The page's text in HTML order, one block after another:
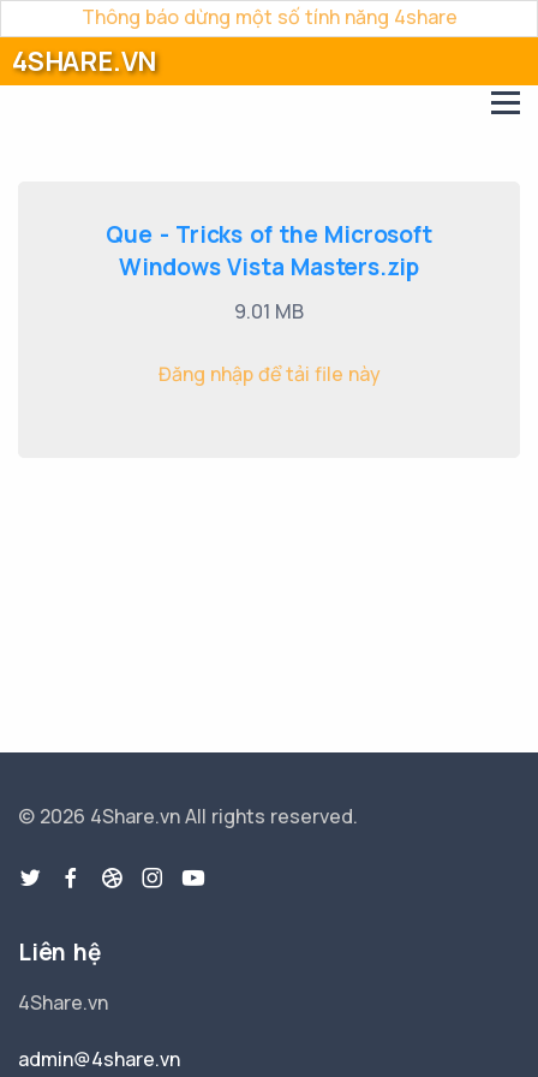
Thông báo dừng một số tính năng 4share
4SHARE.VN
Que - Tricks of the Microsoft
Windows Vista Masters.zip
9.01 MB
Đăng nhập để tải file này
© 2026 4Share.vnAll rights reserved.
Liên hệ
4Share.vn
admin@4share.vn